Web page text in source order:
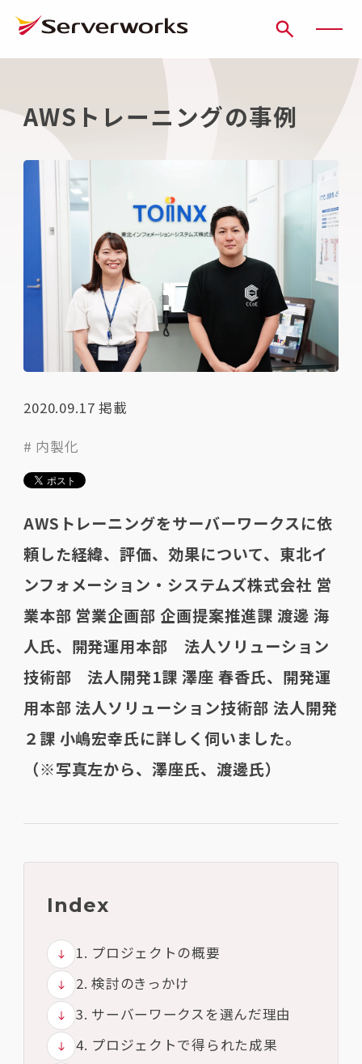
AWSトレーニングの事例
2020.09.17 掲載
# 内製化
AWSトレーニングをサーバーワークスに依
頼した経緯、評価、効果について、東北イ
ンフォメーション・システムズ株式会社 営
業本部 営業企画部 企画提案推進課 渡邊 海
人氏、開発運用本部 法人ソリューション
技術部 法人開発1課 澤座 春香氏、開発運
用本部 法人ソリューション技術部 法人開発
２課 小嶋宏幸氏に詳しく伺いました。
（※写真左から、澤座氏、渡邊氏）
Index
1. プロジェクトの概要
2. 検討のきっかけ
3. サーバーワークスを選んだ理由
4. プロジェクトで得られた成果